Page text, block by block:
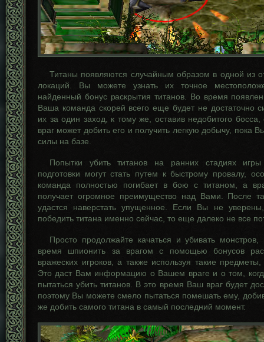
Титаны появляются случайным образом в одной из
локаций. Вы можете узнать их точное
найденный бонус раскрытия титанов. Во время
Ваша команда скорей всего еще будет не достаточно
их за один заход, к тому же, оставив недобитого
враг может добить его и получить легкую добычу, пока
силы на базе.
Попытки убить титанов на ранних стадиях
подготовки могут стать путем к быстрому провалу,
команда полностью погибает в бою с титаном, а
получает огромное преимущество над Вами. После
удастся наверстать упущенное. Если Вы не
победить титана именно сейчас, то еще далеко не все
Просто продолжайте качаться и убивать монстров,
время шпионить за врагом с помощью бонусов
вражеских игроков, а также используя такие предметы,
Это даст Вам информацию о Вашем враге и о том,
пытаться убить титанов. В это время Ваш враг будет
поэтому Вы можете смело пытаться помешать ему,
же добить самого титана в самый последний момент.